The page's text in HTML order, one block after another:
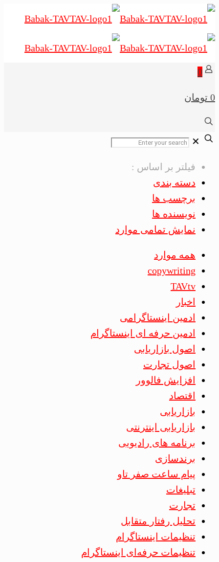
0
0 تومان
✕
فیلتر بر اساس :
دسته بندی
برچسب ها
نویسنده ها
نمایش تمامی موارد
همه موارد
copywriting
TAVtv
اخبار
ادمین اینستاگرامی
ادمین حرفه ای اینستاگرام
اصول بازاریابی
اصول تجارت
افزایش فالوور
اقتصاد
بازاریابی
بازاریابی اینترنتی
برنامه های رادیویی
برندسازی
پیام ساعت صفر تاو
تبلیغات
تجارت
تحلیل رفتار متقابل
تنظیمات اینستاگرام
تنظیمات حرفه‌ای اینستاگرام